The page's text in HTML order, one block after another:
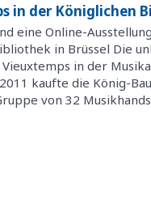
in der Königlichen
eine Online-
in Brüssel Die
Vieuxtemps in der
kaufte die König-
von 32